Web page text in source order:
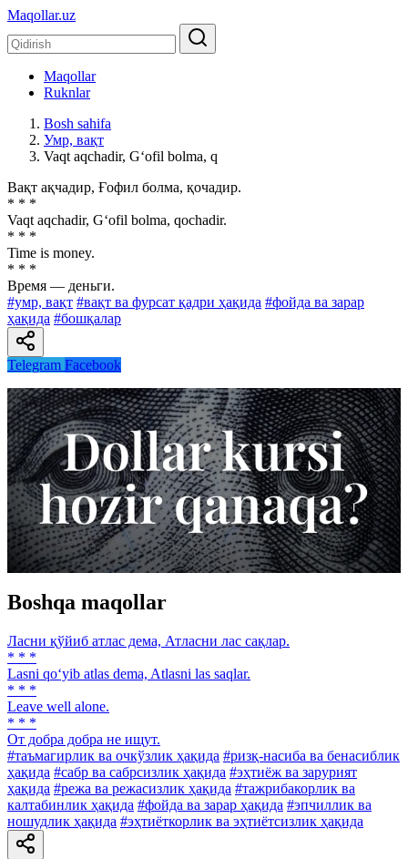
Maqollar.uz
Maqollar
Ruknlar
Bosh sahifa
Умр, вақт
Vaqt aqchadir, G‘ofil bolma, q
Вақт ақчадир, Ғофил болма, қочадир.
* * *
Vaqt aqchadir, G‘ofil bolma, qochadir.
* * *
Time is money.
* * *
Время — деньги.
#умр, вақт #вақт ва фурсат қадри ҳақида #фойда ва зарар
ҳақида #бошқалар
Telegram Facebook
Boshqa maqollar
Ласни қўйиб атлас дема, Атласни лас сақлар.
* * *
Lasni qo‘yib atlas dema, Atlasni las saqlar.
* * *
Leave well alone.
* * *
От добра добра не ищут.
#таъмагирлик ва очкўзлик ҳақида #ризқ-насиба ва бенасиблик
ҳақида #сабр ва сабрсизлик ҳақида #эҳтиёж ва зарурият
ҳақида #режа ва режасизлик ҳақида #тажрибакорлик ва
калтабинлик ҳақида #фойда ва зарар ҳақида #эпчиллик ва
ношудлик ҳақида #эҳтиёткорлик ва эҳтиётсизлик ҳақида